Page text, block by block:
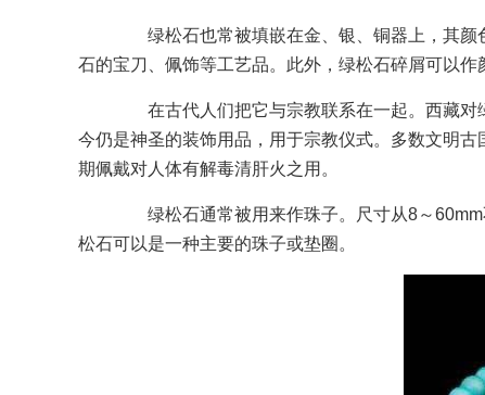
绿松石也常被填嵌在金、银、铜器上，其颜
石的宝刀、佩饰等工艺品。此外，绿松石碎屑可以
在古代人们把它与宗教联系在一起。西藏对
今仍是神圣的装饰用品，用于宗教仪式。多数文明
期佩戴对人体有解毒清肝火之用。
绿松石通常被用来作珠子。尺寸从8～60mm
松石可以是一种主要的珠子或垫圈。